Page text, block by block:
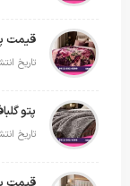
تاریخ انتشار: 6
تاریخ انتشار: 5